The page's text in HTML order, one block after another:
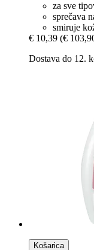
za sve
sprečava
smiruje
€ 10,39 (€
Dostava do 12.
Košarica